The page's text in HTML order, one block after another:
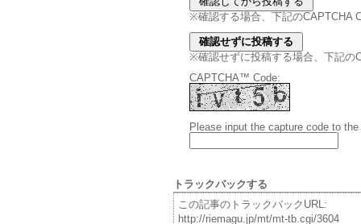
※確認する場合、下記のCAPTCHA
※確認せずに投稿する場合、下記の
CAPTCHA™ Code:
Please input the capture code to
トラックバックする
この記事のトラックバックURL:
http://riemagu.jp/mt/mt-tb.cgi/3604